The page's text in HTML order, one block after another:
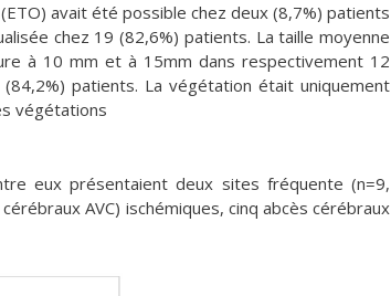
avait été possible chez deux (8,7%) patients
chez 19 (82,6%) patients. La taille moyenne
à 10 mm et à 15mm dans respectivement 12
patients. La végétation était uniquement
végétations
eux présentaient deux sites fréquente (n=9,
AVC) ischémiques, cinq abcès cérébraux